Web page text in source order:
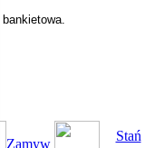
bankietowa.
Zamуw
Stań